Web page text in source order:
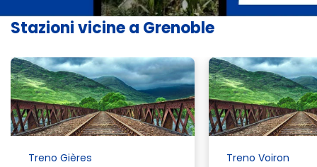
Stazioni vicine a Grenoble
Treno Gières Treno Voiron